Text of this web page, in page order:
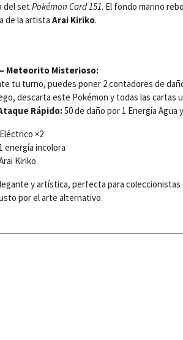
del set Pokémon Card 151. El fondo marino
de la artista Arai Kiriko.
Meteorito Misterioso:
tu turno, puedes poner 2 contadores de
descarta este Pokémon y todas las cartas
Rápido:50 de daño por 1 Energía Agua
Eléctrico ×2
1 energía incolora
Kiriko
y artística, perfecta para coleccionistas
por el arte alternativo.